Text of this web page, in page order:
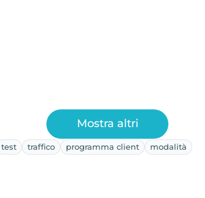
test traffico programma client modalità
Mostra altri